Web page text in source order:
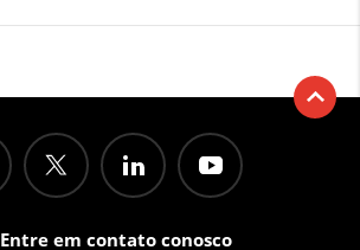
Entre em contato conosco